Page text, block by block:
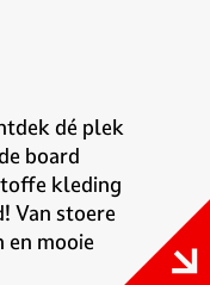
dé plek
board
kleding
Van stoere
mooie